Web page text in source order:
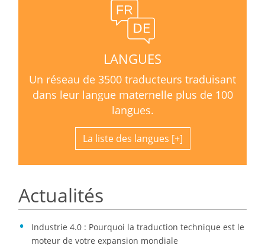
LANGUES
Un réseau de 3500 traducteurs traduisant
dans leur langue maternelle plus de 100
langues.
La liste des langues
Actualités
Industrie 4.0 : Pourquoi la traduction technique est le
moteur de votre expansion mondiale